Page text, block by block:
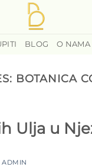
BLOG O NAMA
BOTANICA
Ulja u
ADMIN